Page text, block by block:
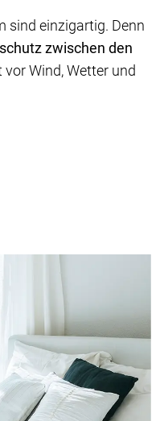
sind einzigartig. Denn
zwischen den
Wind, Wetter und